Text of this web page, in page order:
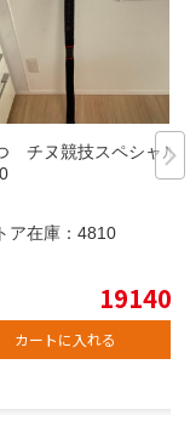
チヌ競技スペシャル
ア在庫： 4810
19140
カートに入れる